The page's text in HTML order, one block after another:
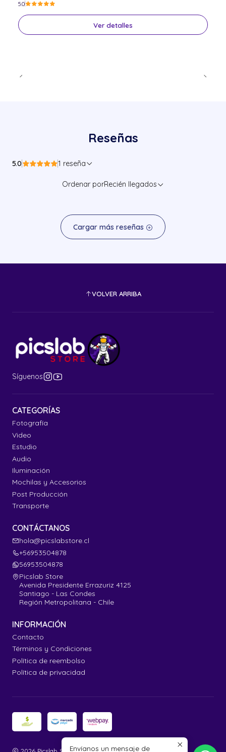
5.0
Ver detalles
Reseñas
5.0 1 reseña
Ordenar porRecién llegados
Cargar más reseñas
VOLVER ARRIBA
Síguenos
CATEGORÍAS
Fotografía
Video
Estudio
Audio
Iluminación
Mochilas y Accesorios
Post Producción
Transporte
CONTÁCTANOS
hola@picslabstore.cl
+56953504878
56953504878
Picslab Store
Avenida Presidente Errazuriz 4125
Santiago - Las Condes
Región Metropolitana - Chile
INFORMACIÓN
Contacto
Términos y Condiciones
Política de reembolso
Política de privacidad
Envíanos un mensaje de